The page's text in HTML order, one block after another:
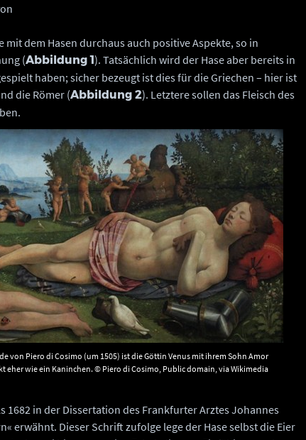
dem Hasen durchaus auch positive Aspekte, so in
(Abbildung 1). Tatsächlich wird der Hase aber bereits in
haben; sicher bezeugt ist dies für die Griechen – hier ist
die Römer (Abbildung 2). Letztere sollen das Fleisch des
von Piero di Cosimo (um 1505) ist die Göttin Venus mit ihrem Sohn Amor
eher wie ein Kaninchen. © Piero di Cosimo, Public domain, via Wikimedia
1682 in der Dissertation des Frankfurter Arztes Johannes
erwähnt. Dieser Schrift zufolge lege der Hase selbst die Eier